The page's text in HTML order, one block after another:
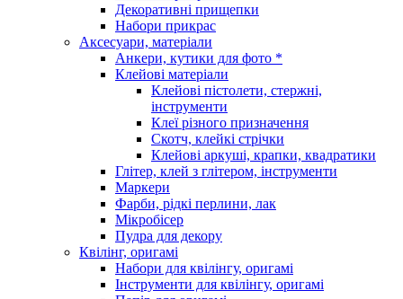
Декоративні прищепки
Набори прикрас
Аксесуари, матеріали
Анкери, кутики для фото *
Клейові матеріали
Клейові пістолети, стержні,
інструменти
Клеї різного призначення
Скотч, клейкі стрічки
Клейові аркуші, крапки, квадратики
Глітер, клей з глітером, інструменти
Маркери
Фарби, рідкі перлини, лак
Мікробісер
Пудра для декору
Квілінг, оригамі
Набори для квілінгу, оригамі
Інструменти для квілінгу, оригамі